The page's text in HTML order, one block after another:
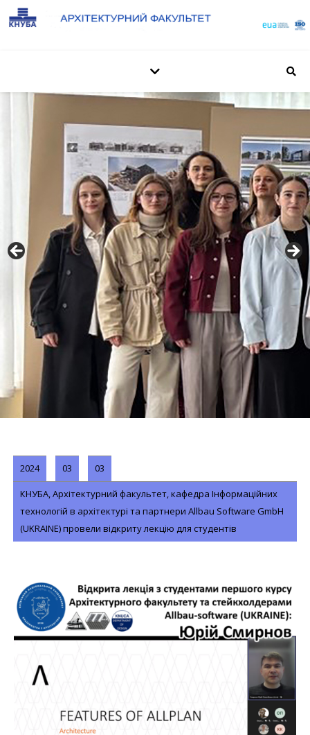
2024 03 03
КНУБА, Архітектурний факультет, кафедра Інформаційних
технологій в архітектурі та партнери Allbau Software GmbH
(UKRAINE) провели відкриту лекцію для студентів